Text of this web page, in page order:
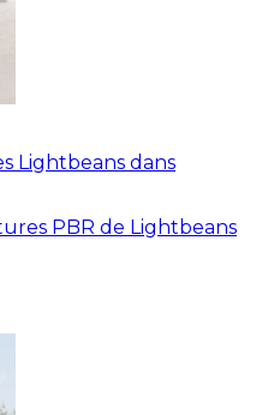
Lightbeans dans
PBR de Lightbeans